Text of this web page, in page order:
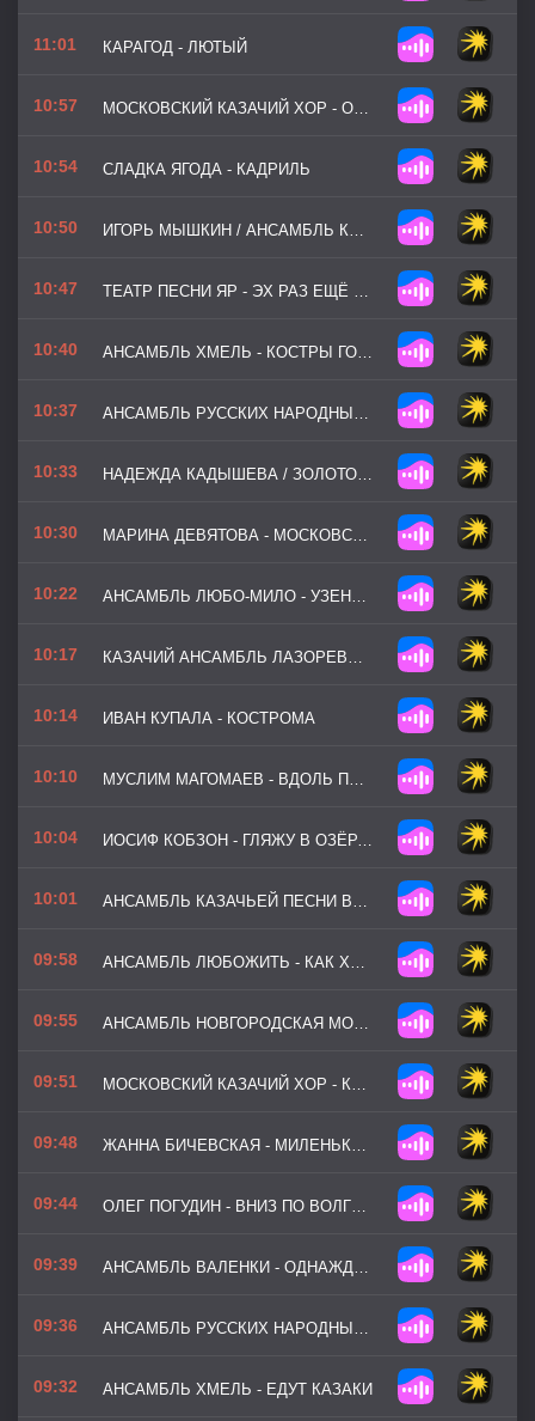
11:01 КАРАГОД - ЛЮТЫЙ
10:57 МОСКОВСКИЙ КАЗАЧИЙ ХОР - ОЙ МОРОЗ
10:54 СЛАДКА ЯГОДА - КАДРИЛЬ
10:50 ИГОРЬ МЫШКИН / АНСАМБЛЬ КАЗАЧЬЯ ДОЛЯ - МОЯ КАЗАЧКА
10:47 ТЕАТР ПЕСНИ ЯР - ЭХ РАЗ ЕЩЁ РАЗ
10:40 АНСАМБЛЬ ХМЕЛЬ - КОСТРЫ ГОРЯТ
10:37 АНСАМБЛЬ РУССКИХ НАРОДНЫХ ИНСТРУМЕНТОВ КАЛИНКА - ДЕРЕВЕНСКИЕ ЭСКИЗЫ. В СТАРОМ ДОМЕ
10:33 НАДЕЖДА КАДЫШЕВА / ЗОЛОТОЕ КОЛЬЦО - НАПИЛАСЯ Я ПЬЯНА
10:30 МАРИНА ДЕВЯТОВА - МОСКОВСКАЯ КАДРИЛЬ
10:22 АНСАМБЛЬ ЛЮБО-МИЛО - УЗЕНЬКИЙ ПРОУЛОЧЕК
10:17 КАЗАЧИЙ АНСАМБЛЬ ЛАЗОРЕВЫЙ ЦВЕТОК - ДОН
10:14 ИВАН КУПАЛА - КОСТРОМА
10:10 МУСЛИМ МАГОМАЕВ - ВДОЛЬ ПО ПИТЕРСКОЙ
10:04 ИОСИФ КОБЗОН - ГЛЯЖУ В ОЗЁРА СИНИЕ
10:01 АНСАМБЛЬ КАЗАЧЬЕЙ ПЕСНИ ВОЛЬНЫЙ ДОН - КРУТИТСЯ-ВЕРТИТСЯ
09:58 АНСАМБЛЬ ЛЮБОЖИТЬ - КАК ХОТЕЛА МЕНЯ МАТЬ!
09:55 АНСАМБЛЬ НОВГОРОДСКАЯ МОЗАИКА - ГАРМОНЬ МОЯ
09:51 МОСКОВСКИЙ КАЗАЧИЙ ХОР - КУКУШКА
09:48 ЖАННА БИЧЕВСКАЯ - МИЛЕНЬКИЙ ТЫ МОЙ
09:44 ОЛЕГ ПОГУДИН - ВНИЗ ПО ВОЛГЕ-РЕКЕ
09:39 АНСАМБЛЬ ВАЛЕНКИ - ОДНАЖДЫ МОРЕМ Я ПЛЫЛА
09:36 АНСАМБЛЬ РУССКИХ НАРОДНЫХ ИНСТРУМЕНТОВ КАЛИНКА - АМУРСКИЕ ВОЛНЫ
09:32 АНСАМБЛЬ ХМЕЛЬ - ЕДУТ КАЗАКИ